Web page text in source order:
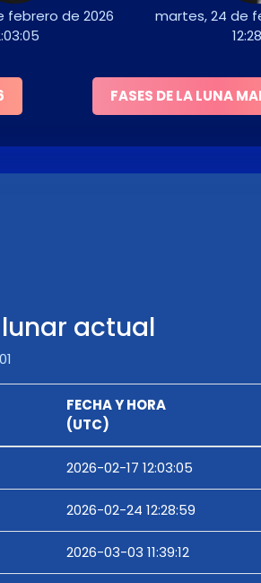
febrero de 2026
martes, 24 de
FASES DE LA LUNA
actual
FECHA Y HORA
(UTC)
2026-02-17 12:03:05
2026-02-24 12:28:59
2026-03-03 11:39:12